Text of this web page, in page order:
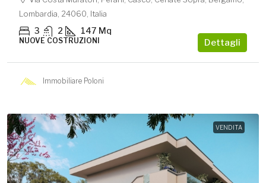
Lombardia, 24060, Italia
3 2 147 Mq
NUOVE COSTRUZIONI Dettagli
Immobiliare Poloni
VENDITA